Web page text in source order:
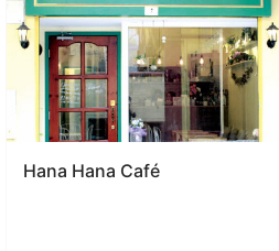
Hana Hana Café